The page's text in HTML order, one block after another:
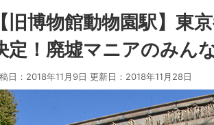
【旧博物館動物園駅】東
定！廃墟マニアのみん
日：2018年11月9日 更新日： 2018年11月28日